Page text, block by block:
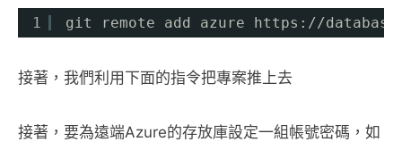
1 git remote add azure https: //
接著，我們利用下面的指令把專案推上去
接著，要為遠端Azure的存放庫設定一組帳號密碼，如